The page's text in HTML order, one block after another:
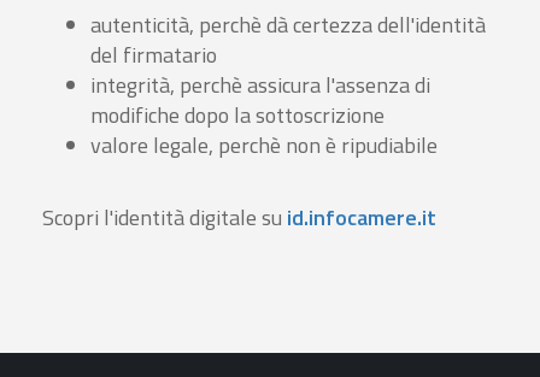
autenticità, perchè dà certezza dell'identità
del firmatario
integrità, perchè assicura l'assenza di
modifiche dopo la sottoscrizione
valore legale, perchè non è ripudiabile
Scopri l'identità digitale su id.infocamere.it